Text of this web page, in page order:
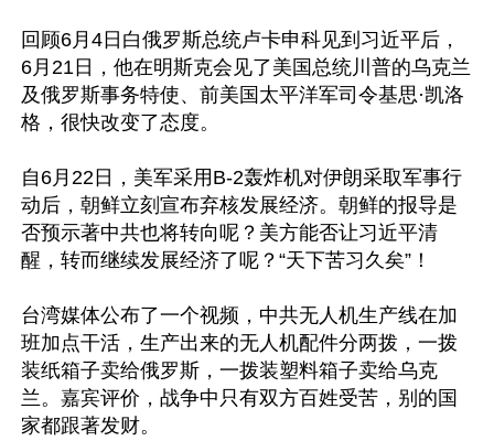
回顾6月4日白俄罗斯总统卢卡申科见到习近平后，
6月21日，他在明斯克会见了美国总统川普的乌克兰
及俄罗斯事务特使、前美国太平洋军司令基思·凯洛
格，很快改变了态度。
自6月22日，美军采用B-2轰炸机对伊朗采取军事行
动后，朝鲜立刻宣布弃核发展经济。朝鲜的报导是
否预示著中共也将转向呢？美方能否让习近平清
醒，转而继续发展经济了呢？“天下苦习久矣”！
台湾媒体公布了一个视频，中共无人机生产线在加
班加点干活，生产出来的无人机配件分两拨，一拨
装纸箱子卖给俄罗斯，一拨装塑料箱子卖给乌克
兰。嘉宾评价，战争中只有双方百姓受苦，别的国
家都跟著发财。